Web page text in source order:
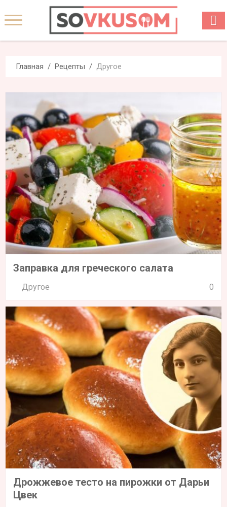
Главная Рецепты Другое
Заправка для греческого салата
Другое 0
Дрожжевое тесто на пирожки от Дарьи
Цвек